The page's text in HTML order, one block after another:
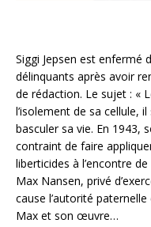
Siggi Jepsen est enfermé
délinquants après avoir
de rédaction. Le sujet : «
l’isolement de sa cellule,
basculer sa vie. En 1943,
contraint de faire
liberticides à l’encontre
Max Nansen, privé
cause l’autorité
Max et son œuvre…